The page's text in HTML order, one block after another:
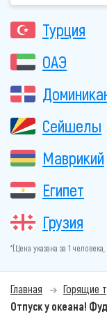
Турция
ОАЭ
Сейшелы
Маврикий
Египет
Грузия
*(Цена указана за 1
Главная Горящие
Отпуск у океана!